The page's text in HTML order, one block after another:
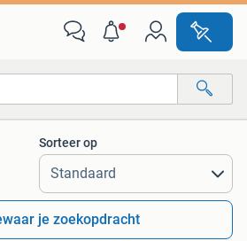
Alle afstanden…
Sorteer op
je zoekopdracht